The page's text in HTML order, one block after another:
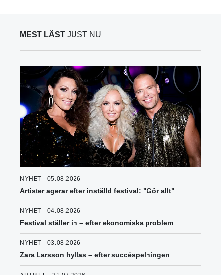
MEST LÄST JUST NU
NYHET - 05.08.2026
Artister agerar efter inställd festival: "Gör allt"
NYHET - 04.08.2026
Festival ställer in – efter ekonomiska problem
NYHET - 03.08.2026
Zara Larsson hyllas – efter succéspelningen